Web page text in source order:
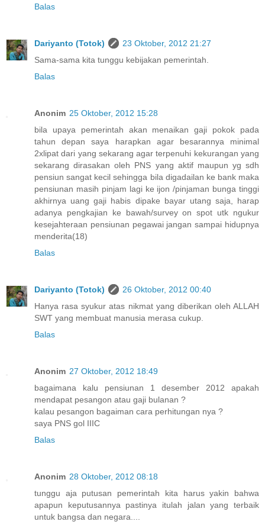
Balas
Dariyanto (Totok)
23 Oktober, 2012 21:27
Sama-sama kita tunggu kebijakan pemerintah.
Balas
Anonim 25 Oktober, 2012 15:28
bila upaya pemerintah akan menaikan gaji pokok pada
tahun depan saya harapkan agar besarannya minimal
2xlipat dari yang sekarang agar terpenuhi kekurangan yang
sekarang dirasakan oleh PNS yang aktif maupun yg sdh
pensiun sangat kecil sehingga bila digadailan ke bank maka
pensiunan masih pinjam lagi ke ijon /pinjaman bunga tinggi
akhirnya uang gaji habis dipake bayar utang saja, harap
adanya pengkajian ke bawah/survey on spot utk ngukur
kesejahteraan pensiunan pegawai jangan sampai hidupnya
menderita(18)
Balas
Dariyanto (Totok)
26 Oktober, 2012 00:40
Hanya rasa syukur atas nikmat yang diberikan oleh ALLAH
SWT yang membuat manusia merasa cukup.
Balas
Anonim 27 Oktober, 2012 18:49
bagaimana kalu pensiunan 1 desember 2012 apakah
mendapat pesangon atau gaji bulanan ?
kalau pesangon bagaiman cara perhitungan nya ?
saya PNS gol IIIC
Balas
Anonim 28 Oktober, 2012 08:18
tunggu aja putusan pemerintah kita harus yakin bahwa
apapun keputusannya pastinya itulah jalan yang terbaik
untuk bangsa dan negara....